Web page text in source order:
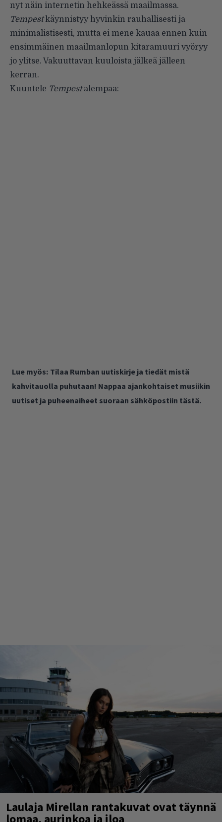
nyt näin internetin hehkeässä maailmassa.
Tempestkäynnistyy hyvinkin rauhallisesti ja
minimalistisesti, mutta ei mene kauaa ennen kuin
ensimmäinen maailmanlopun kitaramuuri vyöryy
jo ylitse. Vakuuttavan kuuloista jälkeä jälleen
kerran.
Kuuntele Tempestalempaa:
Lue myös: Tilaa Rumban uutiskirje ja tiedät mistä
kahvitauolla puhutaan! Nappaa ajankohtaiset musiikin
uutiset ja puheenaiheet suoraan sähköpostiin tästä.
Laulaja Mirellan rantakuvat ovat täynnä
lomaa, aurinkoa ja iloa